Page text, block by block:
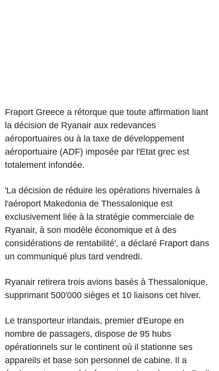
Fraport Greece a rétorque que toute affirmation liant
la décision de Ryanair aux redevances
aéroportuaires ou à la taxe de développement
aéroportuaire (ADF) imposée par l'Etat grec est
totalement infondée.
'La décision de réduire les opérations hivernales à
l'aéroport Makedonia de Thessalonique est
exclusivement liée à la stratégie commerciale de
Ryanair, à son modèle économique et à des
considérations de rentabilité', a déclaré Fraport dans
un communiqué plus tard vendredi.
Ryanair retirera trois avions basés à Thessalonique,
supprimant 500'000 sièges et 10 liaisons cet hiver.
Le transporteur irlandais, premier d'Europe en
nombre de passagers, dispose de 95 hubs
opérationnels sur le continent où il stationne ses
appareils et base son personnel de cabine. Il a